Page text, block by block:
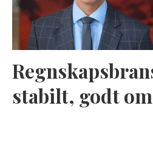
stabilt, godt